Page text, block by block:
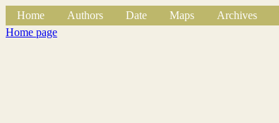
Home Authors Date Maps Archives
Home page